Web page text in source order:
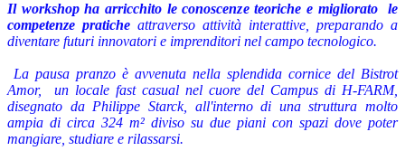
Il workshop ha arricchito le conoscenze teoriche e migliorato le
competenze pratiche attraverso attività interattive, preparando a
diventare futuri innovatori e imprenditori nel campo tecnologico.
La pausa pranzo è avvenuta nella splendida cornice del Bistrot
Amor, un locale fast casual nel cuore del Campus di H-FARM,
disegnato da Philippe Starck, all'interno di una struttura molto
ampia di circa 324 m² diviso su due piani con spazi dove poter
mangiare, studiare e rilassarsi.